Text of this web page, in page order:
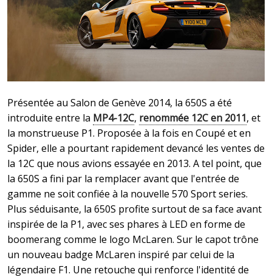
Présentée au Salon de Genève 2014, la 650S a été
introduite entre la MP4-12C, renommée 12C en 2011, et
la monstrueuse P1. Proposée à la fois en Coupé et en
Spider, elle a pourtant rapidement devancé les ventes de
la 12C que nous avions essayée en 2013. A tel point, que
la 650S a fini par la remplacer avant que l'entrée de
gamme ne soit confiée à la nouvelle 570 Sport series.
Plus séduisante, la 650S profite surtout de sa face avant
inspirée de la P1, avec ses phares à LED en forme de
boomerang comme le logo McLaren. Sur le capot trône
un nouveau badge McLaren inspiré par celui de la
légendaire F1. Une retouche qui renforce l'identité de